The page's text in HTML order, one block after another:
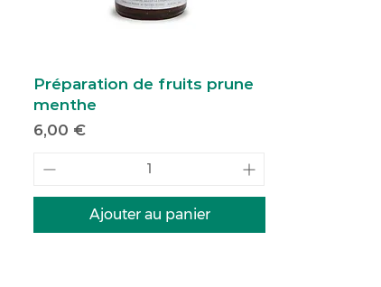
Préparation de fruits prune
menthe
Prix
6,00 €
Ajouter au panier